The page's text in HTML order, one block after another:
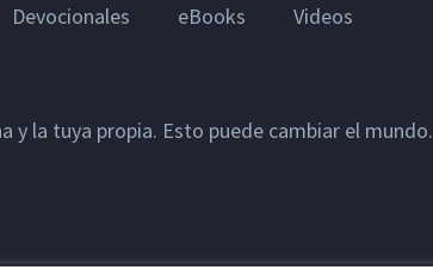
Devocionales eBooks Videos
y la tuya propia. Esto puede cambiar el mundo.